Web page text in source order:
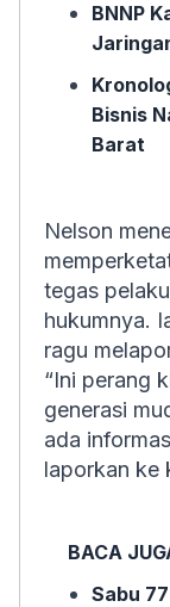
BNNP
Bisnis
Barat
Nelson
tegas
hukumnya.
ragu
“Ini perang
generasi
ada
laporkan ke
BACA
Sabu